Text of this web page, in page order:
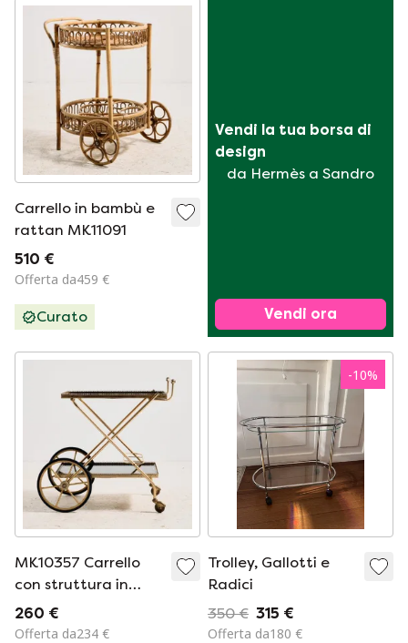
Carrello in bambù e
rattan MK11091
510 €
Offerta da459 €
Curato
Vendi la tua borsa di
design
da Hermès a Sandro
Vendi ora
MK10357 Carrello
con struttura in
ottone Maison
Jansen francese
260 €
Offerta da234 €
-10%
Trolley, Gallotti e
Radici
350 € 315 €
Offerta da180 €